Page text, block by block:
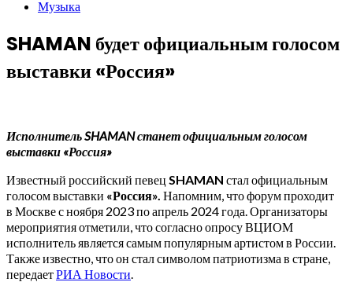
Музыка
SHAMAN будет официальным голосом
выставки «Россия»
Исполнитель SHAMAN станет официальным голосом
выставки «Россия»
Известный российский певец SHAMAN стал официальным
голосом выставки «Россия». Напомним, что форум проходит
в Москве с ноября 2023 по апрель 2024 года. Организаторы
мероприятия отметили, что согласно опросу ВЦИОМ
исполнитель является самым популярным артистом в России.
Также известно, что он стал символом патриотизма в стране,
передаетРИА Новости.